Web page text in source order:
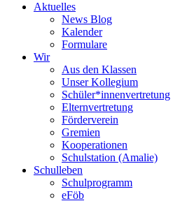
Aktuelles
News Blog
Kalender
Formulare
Wir
Aus den Klassen
Unser Kollegium
Schüler*innenvertretung
Elternvertretung
Förderverein
Gremien
Kooperationen
Schulstation (Amalie)
Schulleben
Schulprogramm
eFöb